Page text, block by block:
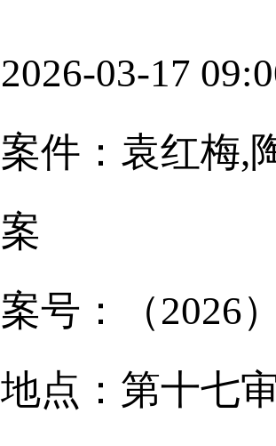
2026-03-17
案件：袁红梅,
案
案号：（2026
地点：第十七